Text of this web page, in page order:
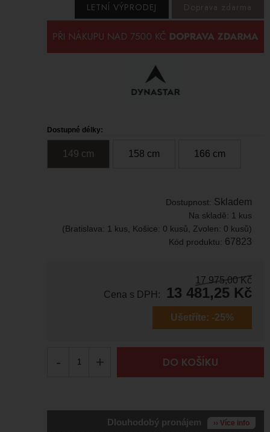
LETNÍ VÝPRODEJ
Dostupné délky:
149 cm 158 cm 166 cm
Dostupnost: Skladem
Na skladě: 1 kus
(Bratislava: 1 kus, Košice: 0 kusů, Zvolen: 0 kusů)
Kód produktu: 67823
17 975,00 Kč
Cena s DPH:
13 481,25 Kč
Ušetříte: -25%
- + DO KOŠÍKU
Dlouhodobý pronájem ›› Více info